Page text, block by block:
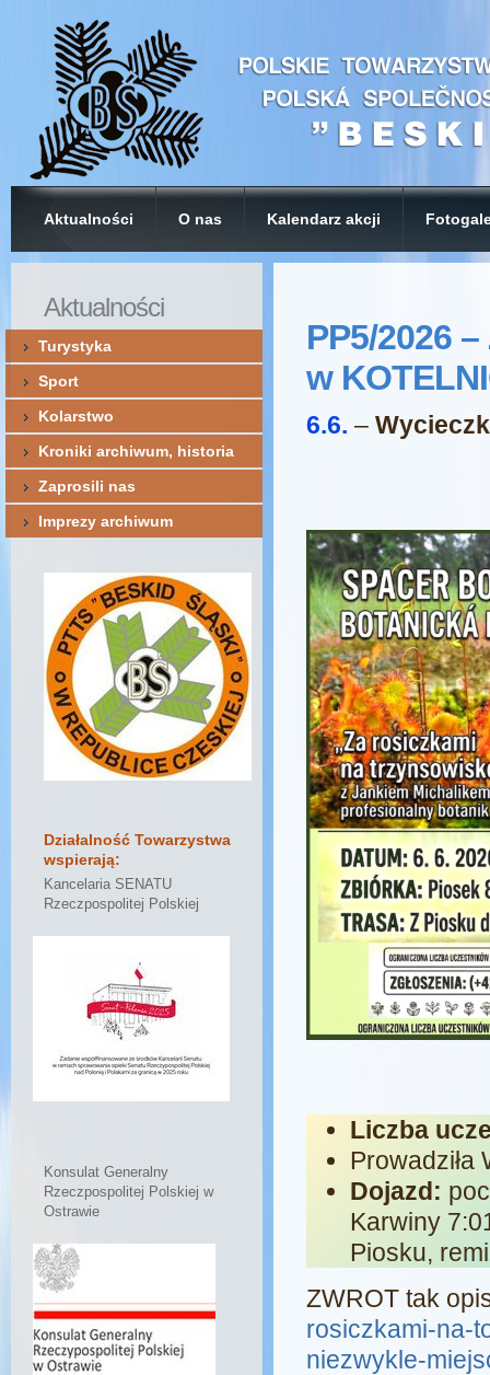
Aktualności O nas Kalendarz akcji
PP5/2026
w
6.6. –
Liczba
Prowadziła
Dojazd:
Karwiny
Piosku,
ZWROT tak
rosiczkami-na-
niezwykle-
Aktualności
Turystyka
Sport
Kolarstwo
Kroniki archiwum, historia
Zaprosili nas
Imprezy archiwum
Działalność Towarzystwa
wspierają:
Kancelaria SENATU
Rzeczpospolitej Polskiej
Konsulat Generalny
Rzeczpospolitej Polskiej w
Ostrawie